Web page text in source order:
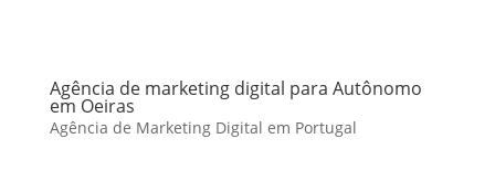
Agência de marketing digital para Autônomo
em Oeiras
Agência de Marketing Digital em Portugal